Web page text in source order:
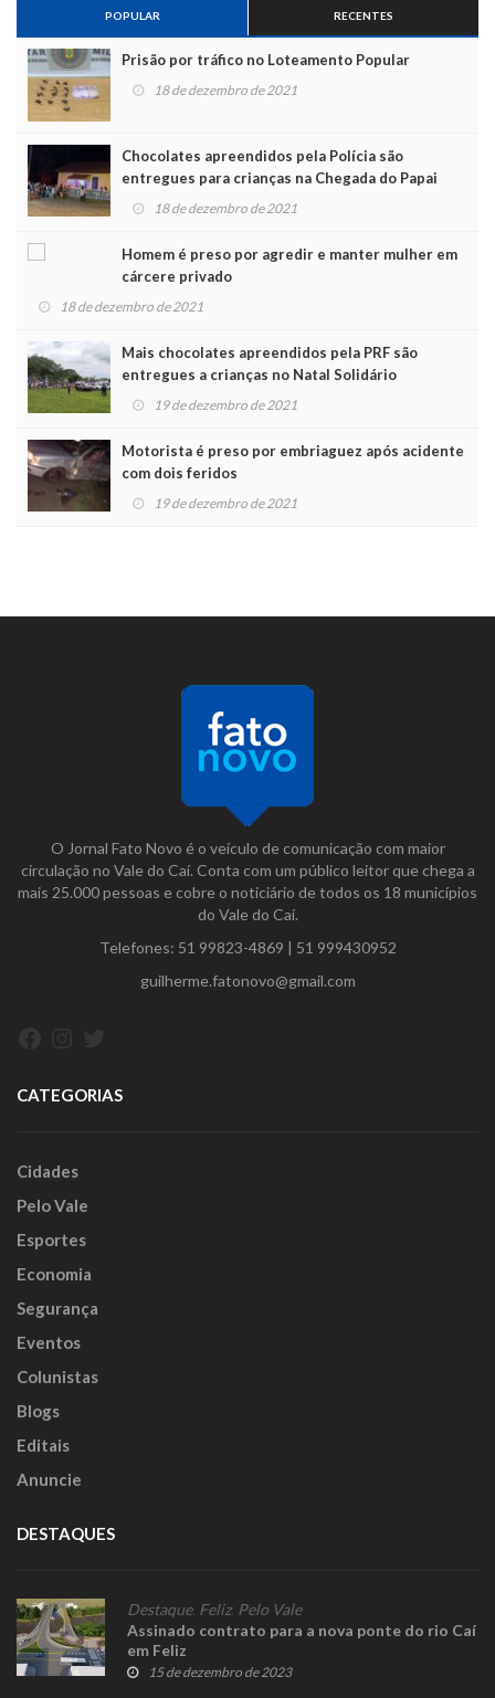
POPULAR RECENTES
Prisão por tráfico no Loteamento Popular
18 de dezembro de 2021
Chocolates apreendidos pela Polícia são
entregues para crianças na Chegada do Papai
Noel
18 de dezembro de 2021
Homem é preso por agredir e manter mulher em
cárcere privado
18 de dezembro de 2021
Mais chocolates apreendidos pela PRF são
entregues a crianças no Natal Solidário
19 de dezembro de 2021
Motorista é preso por embriaguez após acidente
com dois feridos
19 de dezembro de 2021
O Jornal Fato Novo é o veículo de comunicação com maior
circulação no Vale do Caí. Conta com um público leitor que chega a
mais 25.000 pessoas e cobre o noticiário de todos os 18 municípios
do Vale do Caí.
Telefones: 51 99823-4869 | 51 999430952
guilherme.fatonovo@gmail.com
CATEGORIAS
Cidades
Pelo Vale
Esportes
Economia
Segurança
Eventos
Colunistas
Blogs
Editais
Anuncie
DESTAQUES
Destaque, Feliz, Pelo Vale
Assinado contrato para a nova ponte do rio Caí
em Feliz
15 de dezembro de 2023